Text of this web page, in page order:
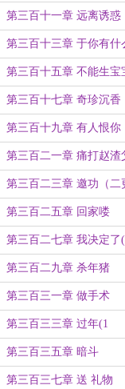
第三百十一章 远离诱惑
第三百十三章 于你有什
第三百十五章 不能生宝
第三百十七章 奇珍沉香
第三百十九章 有人恨你
第三百二一章 痛打赵渣
第三百二三章 邀功（二
第三百二五章 回家喽
第三百二七章 我决定了
第三百二九章 杀年猪
第三百三一章 做手术
第三百三三章 过年(1
第三百三五章 暗斗
第三百三七章 送 礼物